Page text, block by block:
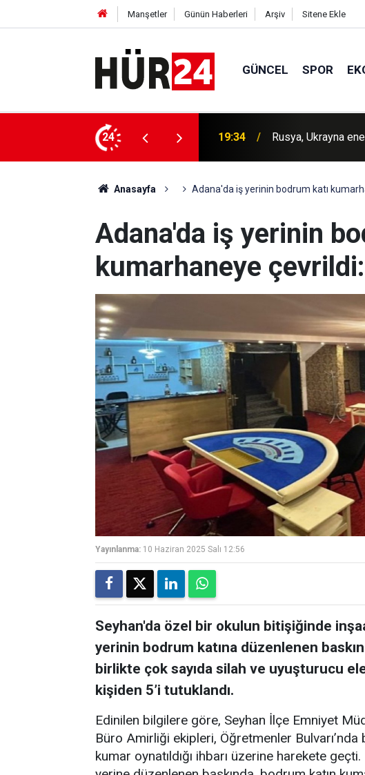
Manşetler Günün Haberleri Arşiv Sitene Ekle
GÜNCEL SPOR
24
bir saldırı düzenledi 19:13 HÜDA PAR Genel
Anasayfa Adana'da iş yerinin bodrum katı
Adana'da iş yerinin
kumarhaneye
Yayınlanma: 10 Haziran 2025 Salı 12:56
Seyhan'da özel bir okulun bitişiğinde
yerinin bodrum katına düzenlenen
birlikte çok sayıda silah ve uyuşturucu
kişiden 5’i tutuklandı.
Edinilen bilgilere göre, Seyhan İlçe Emniyet
Büro Amirliği ekipleri, Öğretmenler
kumar oynatıldığı ihbarı üzerine harekete